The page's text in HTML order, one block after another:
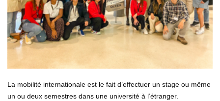
La mobilité internationale est le fait d’effectuer un stage ou même
un ou deux semestres dans une université à l’étranger.